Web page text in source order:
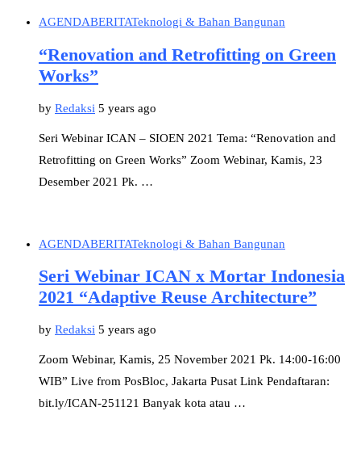
AGENDABERITATeknologi & Bahan Bangunan
“Renovation and Retrofitting on Green
Works”
by Redaksi 5 years ago
Seri Webinar ICAN – SIOEN 2021 Tema: “Renovation and
Retrofitting on Green Works” Zoom Webinar, Kamis, 23
Desember 2021 Pk. …
AGENDABERITATeknologi & Bahan Bangunan
Seri Webinar ICAN x Mortar Indonesia
2021 “Adaptive Reuse Architecture”
by Redaksi 5 years ago
Zoom Webinar, Kamis, 25 November 2021 Pk. 14:00-16:00
WIB” Live from PosBloc, Jakarta Pusat Link Pendaftaran:
bit.ly/ICAN-251121 Banyak kota atau …